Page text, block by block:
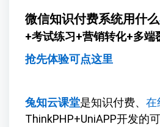
微信知识付费系统用什么
+考试练习+营销转化+多端
抢先体验可点这里
兔知云课堂是知识付费、 在
ThinkPHP+UniAPP开发的